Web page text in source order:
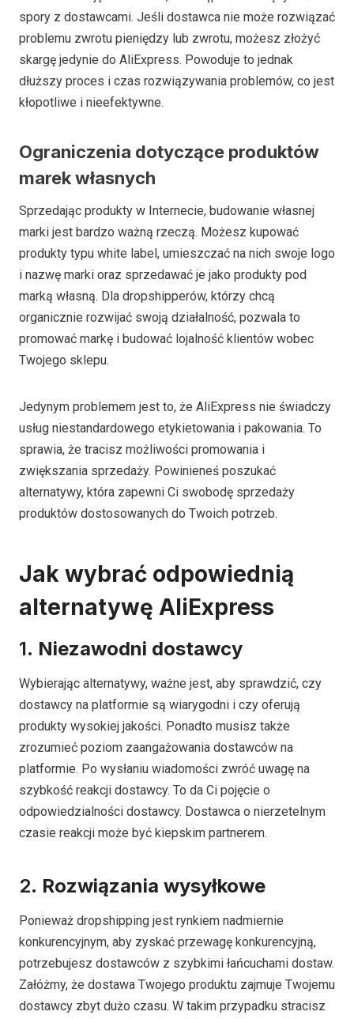
spory z dostawcami. Jeśli dostawca nie może rozwiązać
problemu zwrotu pieniędzy lub zwrotu, możesz złożyć
skargę jedynie do AliExpress. Powoduje to jednak
dłuższy proces i czas rozwiązywania problemów, co jest
kłopotliwe i nieefektywne.
Ograniczenia dotyczące produktów
marek własnych
Sprzedając produkty w Internecie, budowanie własnej
marki jest bardzo ważną rzeczą. Możesz kupować
produkty typu white label, umieszczać na nich swoje logo
i nazwę marki oraz sprzedawać je jako produkty pod
marką własną. Dla dropshipperów, którzy chcą
organicznie rozwijać swoją działalność, pozwala to
promować markę i budować lojalność klientów wobec
Twojego sklepu.
Jedynym problemem jest to, że AliExpress nie świadczy
usług niestandardowego etykietowania i pakowania. To
sprawia, że tracisz możliwości promowania i
zwiększania sprzedaży. Powinieneś poszukać
alternatywy, która zapewni Ci swobodę sprzedaży
produktów dostosowanych do Twoich potrzeb.
Jak wybrać odpowiednią
alternatywę AliExpress
1. Niezawodni dostawcy
Wybierając alternatywy, ważne jest, aby sprawdzić, czy
dostawcy na platformie są wiarygodni i czy oferują
produkty wysokiej jakości. Ponadto musisz także
zrozumieć poziom zaangażowania dostawców na
platformie. Po wysłaniu wiadomości zwróć uwagę na
szybkość reakcji dostawcy. To da Ci pojęcie o
odpowiedzialności dostawcy. Dostawca o nierzetelnym
czasie reakcji może być kiepskim partnerem.
2. Rozwiązania wysyłkowe
Ponieważ dropshipping jest rynkiem nadmiernie
konkurencyjnym, aby zyskać przewagę konkurencyjną,
potrzebujesz dostawców z szybkimi łańcuchami dostaw.
Załóżmy, że dostawa Twojego produktu zajmuje Twojemu
dostawcy zbyt dużo czasu. W takim przypadku stracisz